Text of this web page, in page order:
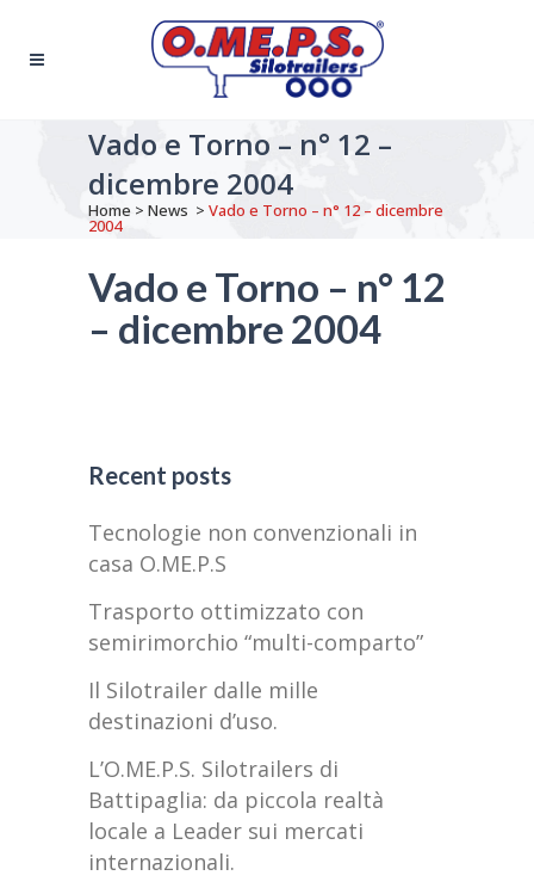
Vado e Torno – n° 12 –
dicembre 2004
Home > News > Vado e Torno – n° 12 – dicembre
2004
Vado e Torno – n° 12
– dicembre 2004
Recent posts
Tecnologie non convenzionali in
casa O.ME.P.S
Trasporto ottimizzato con
semirimorchio “multi-comparto”
Il Silotrailer dalle mille
destinazioni d’uso.
L’O.ME.P.S. Silotrailers di
Battipaglia: da piccola realtà
locale a Leader sui mercati
internazionali.